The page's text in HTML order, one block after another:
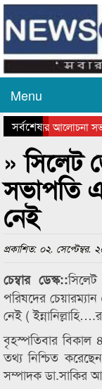
Menu
সর্বশেষ
দিবসের আলোচনা সভা
সভা ও সম্মাননা
» সিলেট
সভাপতি
নেই
প্রকাশিত: ০২. সেপ্টেম্বর.
চেম্বার ডেস্ক::
পরিষদের
নেই (
বৃহস্পতিবার বিকাল
তথ্য নিশ্চিত
সম্পাদক ডা.সাকির